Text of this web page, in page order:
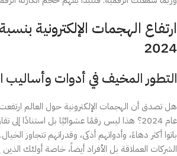
2024
التطور المخيف في أدوات وأساليب
عام 2024؟ هذا ليس رقمًا عشوائيًا بل استنادًا إلى
باتوا أكثر دهاءً، وأدواتهم أذكى، وقدراتهم تتجاوز
الشركات العملاقة بل الأفراد أيضاً، خاصة أولئك